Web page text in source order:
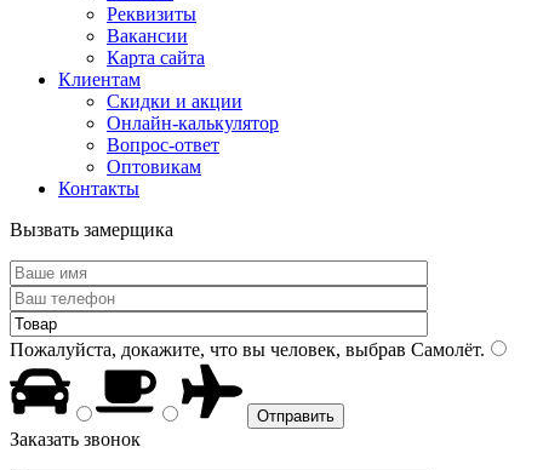
Реквизиты
Вакансии
Карта сайта
Клиентам
Скидки и акции
Онлайн-калькулятор
Вопрос-ответ
Оптовикам
Контакты
Вызвать замерщика
Пожалуйста, докажите, что вы человек, выбрав Самолёт.
Заказать звонок